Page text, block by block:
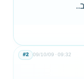
09/10/09 09:32
#2